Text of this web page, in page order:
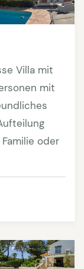
Villa mit
mit
oder